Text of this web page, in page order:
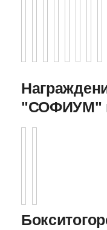
"СОФИУМ" и